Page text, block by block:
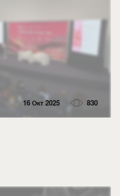
16 Окт 2025 830